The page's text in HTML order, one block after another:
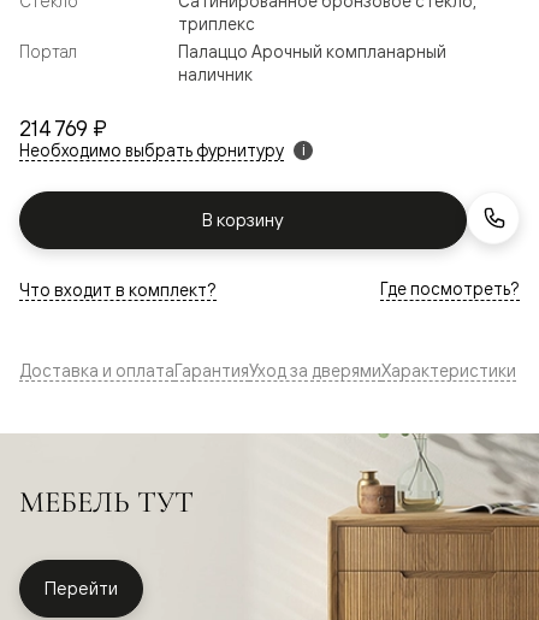
214 769 ₽
Необходимо выбрать фурнитуру i
В корзину
триплекс
Портал
Палаццо Арочный компланарный
наличник
Что входит в комплект? Где посмотреть?
Доставка и оплатаГарантияУход за дверямиХарактеристики
МЕБЕЛЬ ТУТ
Перейти